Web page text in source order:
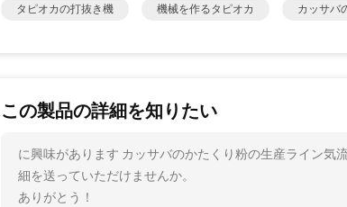
タピオカの打抜き機 機械を作るタピオカ カッサバ
この製品の詳細を知りたい
に興味があります カッサバのかたくり粉の生産ライン
細を送っていただけませんか。
ありがとう！